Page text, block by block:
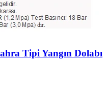
Tipi Yangın Dolabı